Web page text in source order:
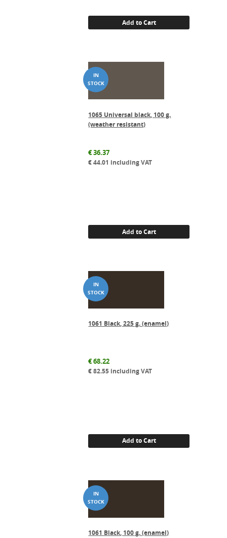
Add to Cart
1065 Universal black, 100 g.
(weather resistant)
€36.37
€44.01 including VAT
Add to Cart
1061 Black, 225 g. (enamel)
€68.22
€82.55 including VAT
Add to Cart
1061 Black, 100 g. (enamel)